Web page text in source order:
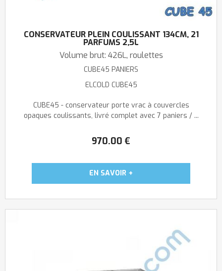
CONSERVATEUR PLEIN COULISSANT 134CM, 21
PARFUMS 2,5L
Volume brut: 426L, roulettes
CUBE45 PANIERS
ELCOLD CUBE45
970.00 €
CUBE45 - conservateur porte vrac à couvercles
opaques coulissants, livré complet avec 7 paniers / ...